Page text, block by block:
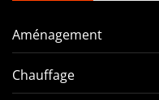
Aménagement
Chauffage